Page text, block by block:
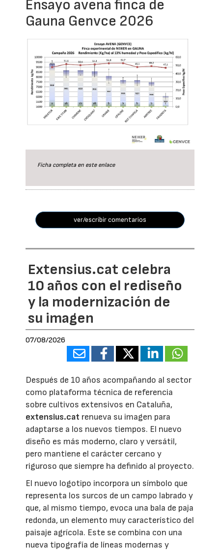
Ensayo avena finca de
Gauna Genvce 2026
Ficha completa en este enlace
ver/escribir comentarios
Extensius.cat celebra
10 años con el rediseño
y la modernización de
su imagen
07/08/2026
Después de 10 años acompañando al sector
como plataforma técnica de referencia
sobre cultivos extensivos en Cataluña,
extensius.cat renueva su imagen para
adaptarse a los nuevos tiempos. El nuevo
diseño es más moderno, claro y versátil,
pero mantiene el carácter cercano y
riguroso que siempre ha definido al proyecto.
El nuevo logotipo incorpora un símbolo que
representa los surcos de un campo labrado y
que, al mismo tiempo, evoca una bala de paja
redonda, un elemento muy característico del
paisaje agrícola. Este se combina con una
nueva tipografía de líneas modernas y